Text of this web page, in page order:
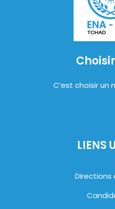
C’est choisir un
LIENS
Directions